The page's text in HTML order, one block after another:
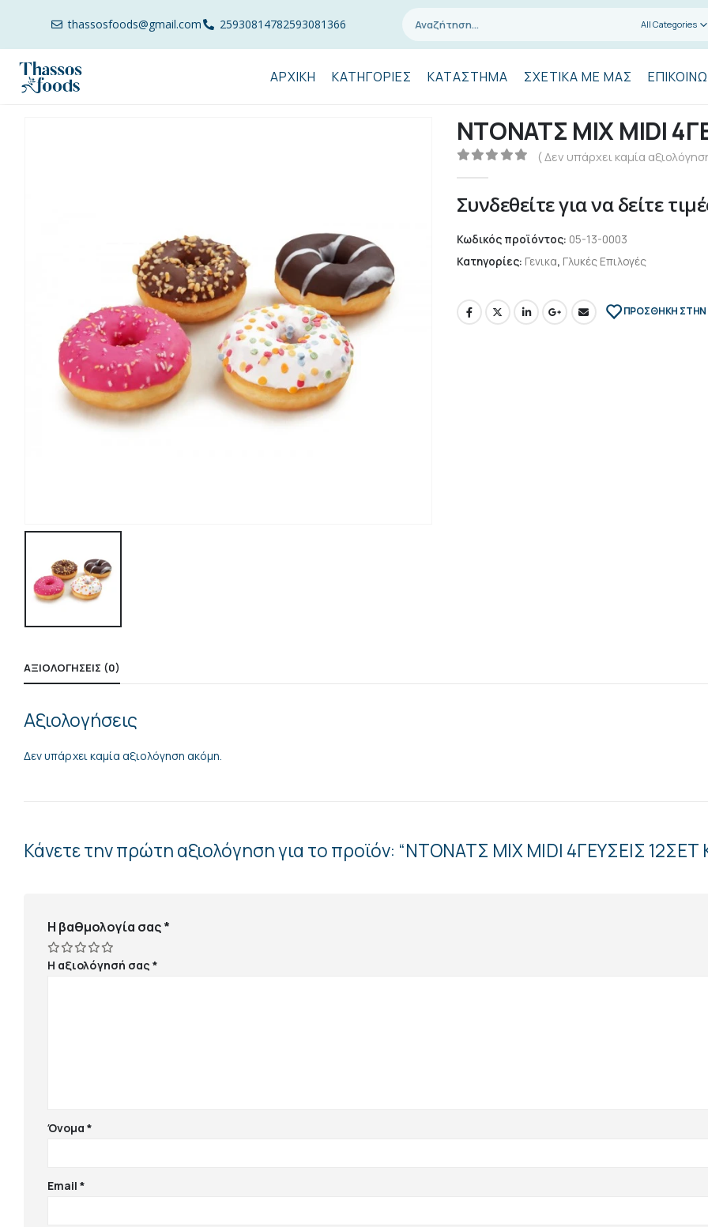
thassosfoods@gmail.com 25930814782593081366 All Categories
ΑΡΧΙΚΉ ΚΑΤΗΓΟΡΊΕΣ ΚΑΤΆΣΤΗΜΑ ΣΧΕΤΙΚΆ ΜΕ ΜΑΣ
ΝΤΟΝΑΤΣ ΜΙΧ MIDI
( Δεν υπάρχει καμία
Συνδεθείτε για να δείτε
Κωδικός προϊόντος: 05-13-0003
Κατηγορίες: Γενικα, Γλυκές Επιλογές
ΠΡΌΣΘΉΚΗ ΣΤΗΝ
ΑΞΙΟΛΟΓΉΣΕΙΣ (0)
Αξιολογήσεις
Δεν υπάρχει καμία αξιολόγηση ακόμη.
Κάνετε την πρώτη αξιολόγηση για το προϊόν: “ΝΤΟΝΑΤΣ ΜΙΧ MIDI 4ΓΕΥΣΕΙΣ 12ΣΕΤ
Η βαθμολογία σας*
Η αξιολόγησή σας*
Όνομα*
Email*